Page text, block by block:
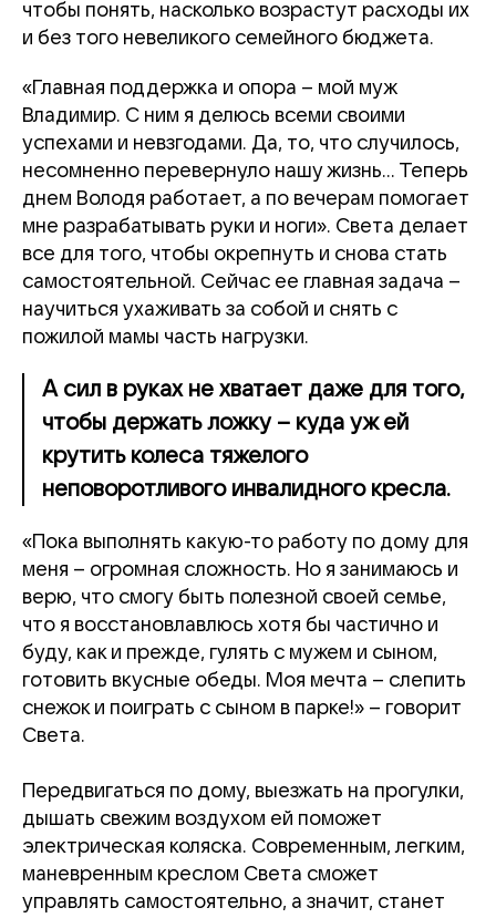
чтобы понять, насколько возрастут расходы их
и без того невеликого семейного бюджета.
«Главная поддержка и опора – мой муж
Владимир. С ним я делюсь всеми своими
успехами и невзгодами. Да, то, что случилось,
несомненно перевернуло нашу жизнь... Теперь
днем Володя работает, а по вечерам помогает
мне разрабатывать руки и ноги». Света делает
все для того, чтобы окрепнуть и снова стать
самостоятельной. Сейчас ее главная задача –
научиться ухаживать за собой и снять с
пожилой мамы часть нагрузки.
А сил в руках не хватает даже для того,
чтобы держать ложку – куда уж ей
крутить колеса тяжелого
неповоротливого инвалидного кресла.
«Пока выполнять какую-то работу по дому для
меня – огромная сложность. Но я занимаюсь и
верю, что смогу быть полезной своей семье,
что я восстановлавлюсь хотя бы частично и
буду, как и прежде, гулять с мужем и сыном,
готовить вкусные обеды. Моя мечта – слепить
снежок и поиграть с сыном в парке!» – говорит
Света.
Передвигаться по дому, выезжать на прогулки,
дышать свежим воздухом ей поможет
электрическая коляска. Современным, легким,
маневренным креслом Света сможет
управлять самостоятельно, а значит, станет